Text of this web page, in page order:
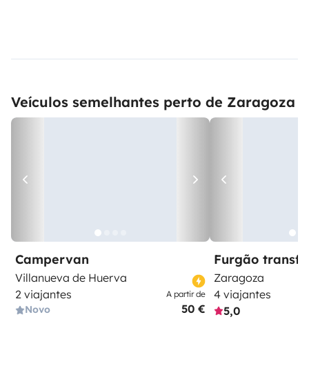
Veículos semelhantes perto de Zaragoza
Campervan
Villanueva de Huerva
2 viajantes
Novo
A partir de
50 €
Furgão
Zaragoza
4 viajantes
5,0